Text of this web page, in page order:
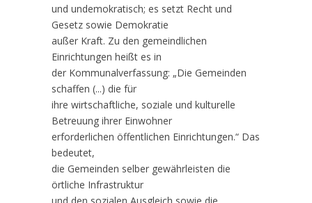
und undemokratisch; es setzt Recht und
Gesetz sowie Demokratie
außer Kraft. Zu den gemeindlichen
Einrichtungen heißt es in
der Kommunalverfassung: „Die Gemeinden
schaffen (...) die für
ihre wirtschaftliche, soziale und kulturelle
Betreuung ihrer Einwohner
erforderlichen öffentlichen Einrichtungen.“ Das
bedeutet,
die Gemeinden selber gewährleisten die
örtliche Infrastruktur